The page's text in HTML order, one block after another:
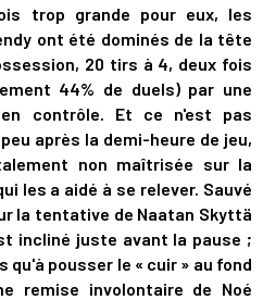
trop grande pour eux, les
ont été dominés de la tête
20 tirs à 4, deux fois
44% de duels) par une
contrôle. Et ce n'est pas
après la demi-heure de jeu,
non maîtrisée sur la
les a aidé à se relever. Sauvé
la tentative de Naatan Skyttä
incliné juste avant la pause ;
qu'à pousser le « cuir » au fond
remise involontaire de Noé